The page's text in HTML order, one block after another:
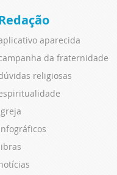
aparecida
da fraternidade
religiosas